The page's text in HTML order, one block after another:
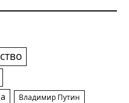
Владимир Путин